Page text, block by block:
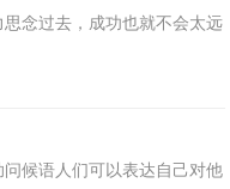
念过去，成功也就不会太远
候语人们可以表达自己对他